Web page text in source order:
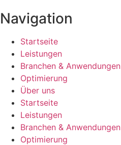
Navigation
Startseite
Leistungen
Branchen & Anwendungen
Optimierung
Über uns
Startseite
Leistungen
Branchen & Anwendungen
Optimierung